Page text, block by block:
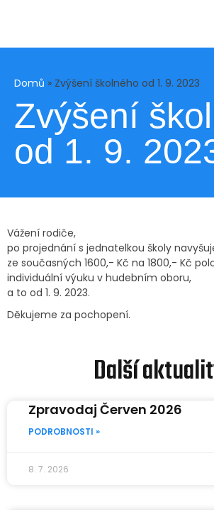
Domů » Zvýšení školného od 1. 9. 2023
Zvýšení
od 1. 9.
Vážení rodiče,
po projednání s jednatelkou školy
ze současných 1600,- Kč na 1800,- Kč
individuální výuku v hudebním oboru,
a to od 1. 9. 2023.
Děkujeme za pochopení.
Další
Zpravodaj Červen 2026
PODROBNOSTI »
8. 7. 2026